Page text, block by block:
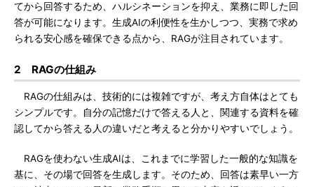
てから回答するため、ハルシネーションを抑え、業務に即した回
答が可能になります。生成AIの利便性を生かしつつ、実務で求め
られる安心感を確保できる点から、RAGが注目されています。
2 RAGの仕組み
RAGの仕組みは、技術的には複雑ですが、考え方自体はとても
シンプルです。自分の記憶だけで答える人と、関連する資料を確
認してから答える人の違いだと考えると分かりやすいでしょう。
RAGを使わない生成AIは、これまでに学習した一般的な知識を
基に、その場で回答を生成します。そのため、回答は素早い一方